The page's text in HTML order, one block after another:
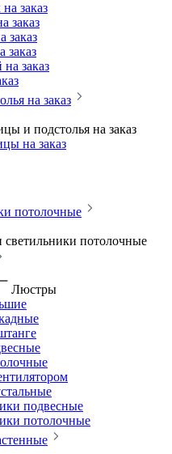
заказ
заказ
заказ
заказ
заказ
на заказ
и подстолья на заказ
на заказ
потолочные
потолочные
Люстры
подвесные
потолочные